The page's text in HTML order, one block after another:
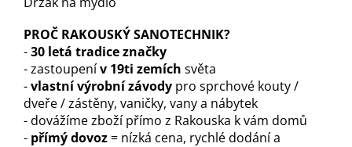
PROČ RAKOUSKÝ SANOTECHNIK?
-30 letá tradice značky
- zastoupenív 19ti zemích světa
-vlastní výrobní závody pro sprchové kouty /
dveře / zástěny, vaničky, vany a nábytek
- dovážíme zboží přímo z Rakouska k vám domů
- přímý dovoz= nízká cena, rychlé dodání a